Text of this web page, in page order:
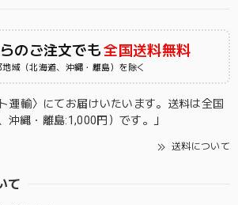
のご注文でも 全国送料無料
域（北海道、沖縄・離島）を除く
運輸〉にてお届けいたいます。送料は全国
沖縄・離島:1,000円）です。」
送料について
て